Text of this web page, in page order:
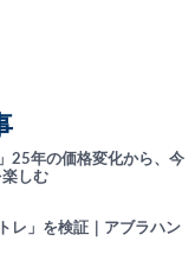
25年の価格変化から、今
しむ
レ」を検証｜アブラハン